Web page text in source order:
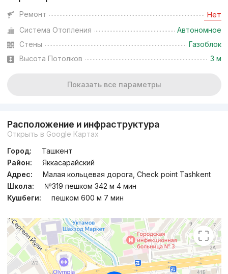
Ремонт Нет
Система Отопления
Автономное
Стены
Газоблок
Высота Потолков
3 м
Показать все параметры
Расположение и инфраструктура
Открыть в Google Картах
Город:
Ташкент
Район:
Яккасарайский
Адрес:
Малая кольцевая дорога, Check point Tashkent
Школа:
№319 пешком 342 м 4 мин
Кушбеги:
пешком 600 м 7 мин